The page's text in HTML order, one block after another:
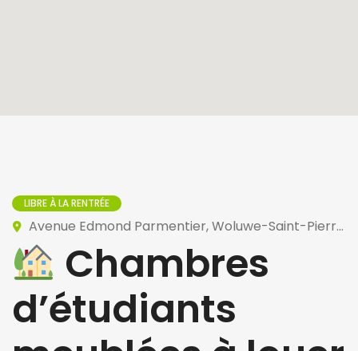
LIBRE À LA RENTRÉE
Avenue Edmond Parmentier, Woluwe-Saint-Pierre, Belgique
Chambres
d’étudiants